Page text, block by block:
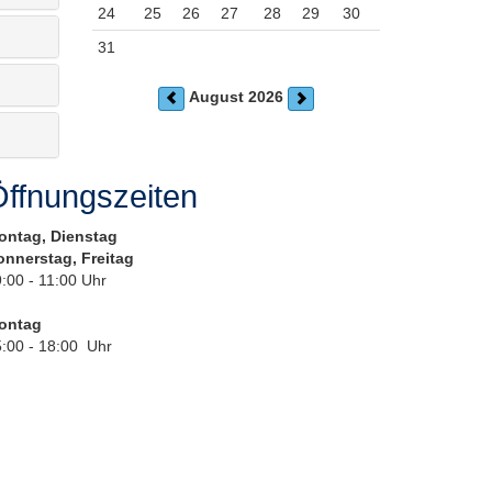
24
25 26 27 28 29
30
31
August 2026
Dienstag
Freitag
- 11:00 Uhr
- 18:00 Uhr